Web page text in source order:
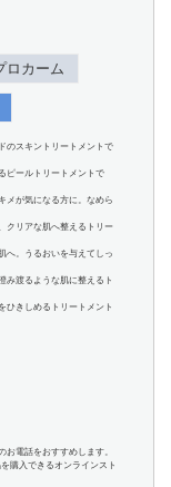
ロカーム
のスキントリートメントで
ピールトリートメントで
メが気になる方に。なめら
クリアな肌へ整えるトリー
へ。うるおいを与えてしっ
み渡るような肌に整えるト
ひきしめるトリートメント
電話をおすすめします。
購入できるオンラインスト